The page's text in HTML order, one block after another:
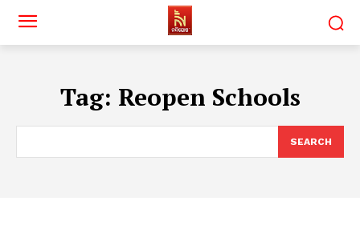
Tag: Reopen Schools
SEARCH